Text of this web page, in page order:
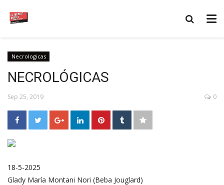
Necrologicas
NECROLÓGICAS
Sep 25, 2019 0
18-5-2025
Glady María Montani Nori (Beba Jouglard)